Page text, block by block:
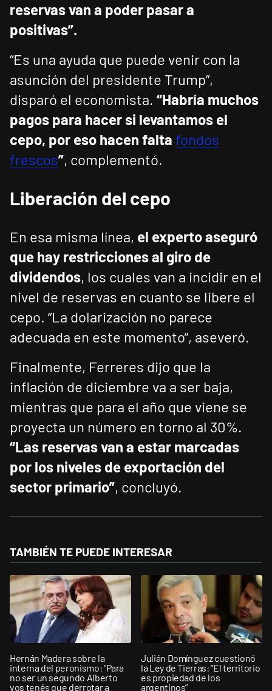
reservas van a poder pasar a
positivas”.
“Es una ayuda que puede venir con la
asunción del presidente Trump”,
disparó el economista. “Habría muchos
pagos para hacer si levantamos el
cepo, por eso hacen falta fondos
frescos”, complementó.
Liberación del cepo
En esa misma línea, el experto aseguró
que hay restricciones al giro de
dividendos, los cuales van a incidir en el
nivel de reservas en cuanto se libere el
cepo. “La dolarización no parece
adecuada en este momento”, aseveró.
Finalmente, Ferreres dijo que la
inflación de diciembre va a ser baja,
mientras que para el año que viene se
proyecta un número en torno al 30%.
“Las reservas van a estar marcadas
por los niveles de exportación del
sector primario”, concluyó.
TAMBIÉN TE PUEDE INTERESAR
Hernán Madera sobre la
interna del peronismo: "Para
no ser un segundo Alberto
vos tenés que derrotar a
Julián Domínguez cuestionó
la Ley de Tierras: “El territorio
es propiedad de los
argentinos”